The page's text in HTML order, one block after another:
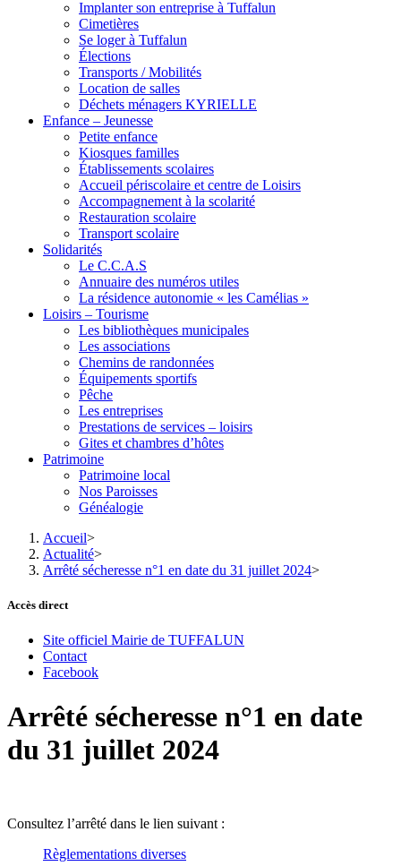
Implanter son entreprise à Tuffalun
Cimetières
Se loger à Tuffalun
Élections
Transports / Mobilités
Location de salles
Déchets ménagers KYRIELLE
Enfance – Jeunesse
Petite enfance
Kiosques familles
Établissements scolaires
Accueil périscolaire et centre de Loisirs
Accompagnement à la scolarité
Restauration scolaire
Transport scolaire
Solidarités
Le C.C.A.S
Annuaire des numéros utiles
La résidence autonomie « les Camélias »
Loisirs – Tourisme
Les bibliothèques municipales
Les associations
Chemins de randonnées
Équipements sportifs
Pêche
Les entreprises
Prestations de services – loisirs
Gites et chambres d’hôtes
Patrimoine
Patrimoine local
Nos Paroisses
Généalogie
Accueil>
Actualité>
Arrêté sécheresse n°1 en date du 31 juillet 2024>
Accès direct
Site officiel Mairie de TUFFALUN
Contact
Facebook
Arrêté sécheresse n°1 en date
du 31 juillet 2024
Consultez l’arrêté dans le lien suivant :
Règlementations diverses